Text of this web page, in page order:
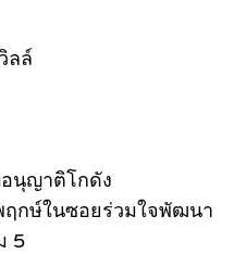
ลล์
นุญาติโกดัง
กษ์ในซอยร่วมใจพัฒนา
5